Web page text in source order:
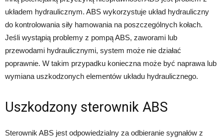
układem hydraulicznym. ABS wykorzystuje układ hydrauliczny
do kontrolowania siły hamowania na poszczególnych kołach.
Jeśli wystąpią problemy z pompą ABS, zaworami lub
przewodami hydraulicznymi, system może nie działać
poprawnie. W takim przypadku konieczna może być naprawa lub
wymiana uszkodzonych elementów układu hydraulicznego.
Uszkodzony sterownik ABS
Sterownik ABS jest odpowiedzialny za odbieranie sygnałów z